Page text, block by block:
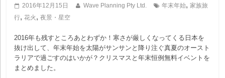
2016年12月15日 Wave Planning Pty Ltd. 年末年始,家族旅
行,花火 ,夜景・星空
2016年も残すところあとわずか！寒さが厳しくなってくる日本を
抜け出して、年末年始を太陽がサンサンと降り注ぐ真夏のオースト
ラリアで過ごすのはいかが？クリスマスと年末恒例無料イベントを
まとめました。